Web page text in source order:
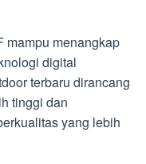
mampu menangkap
digital
terbaru dirancang
tinggi dan
yang lebih